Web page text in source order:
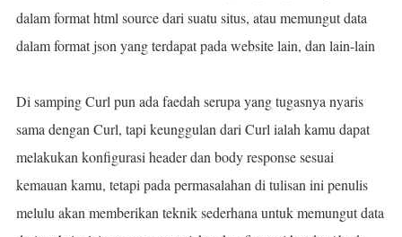
dalam format html source dari suatu situs, atau memungut data
dalam format json yang terdapat pada website lain, dan lain-lain
Di samping Curl pun ada faedah serupa yang tugasnya nyaris
sama dengan Curl, tapi keunggulan dari Curl ialah kamu dapat
melakukan konfigurasi header dan body response sesuai
kemauan kamu, tetapi pada permasalahan di tulisan ini penulis
melulu akan memberikan teknik sederhana untuk memungut data